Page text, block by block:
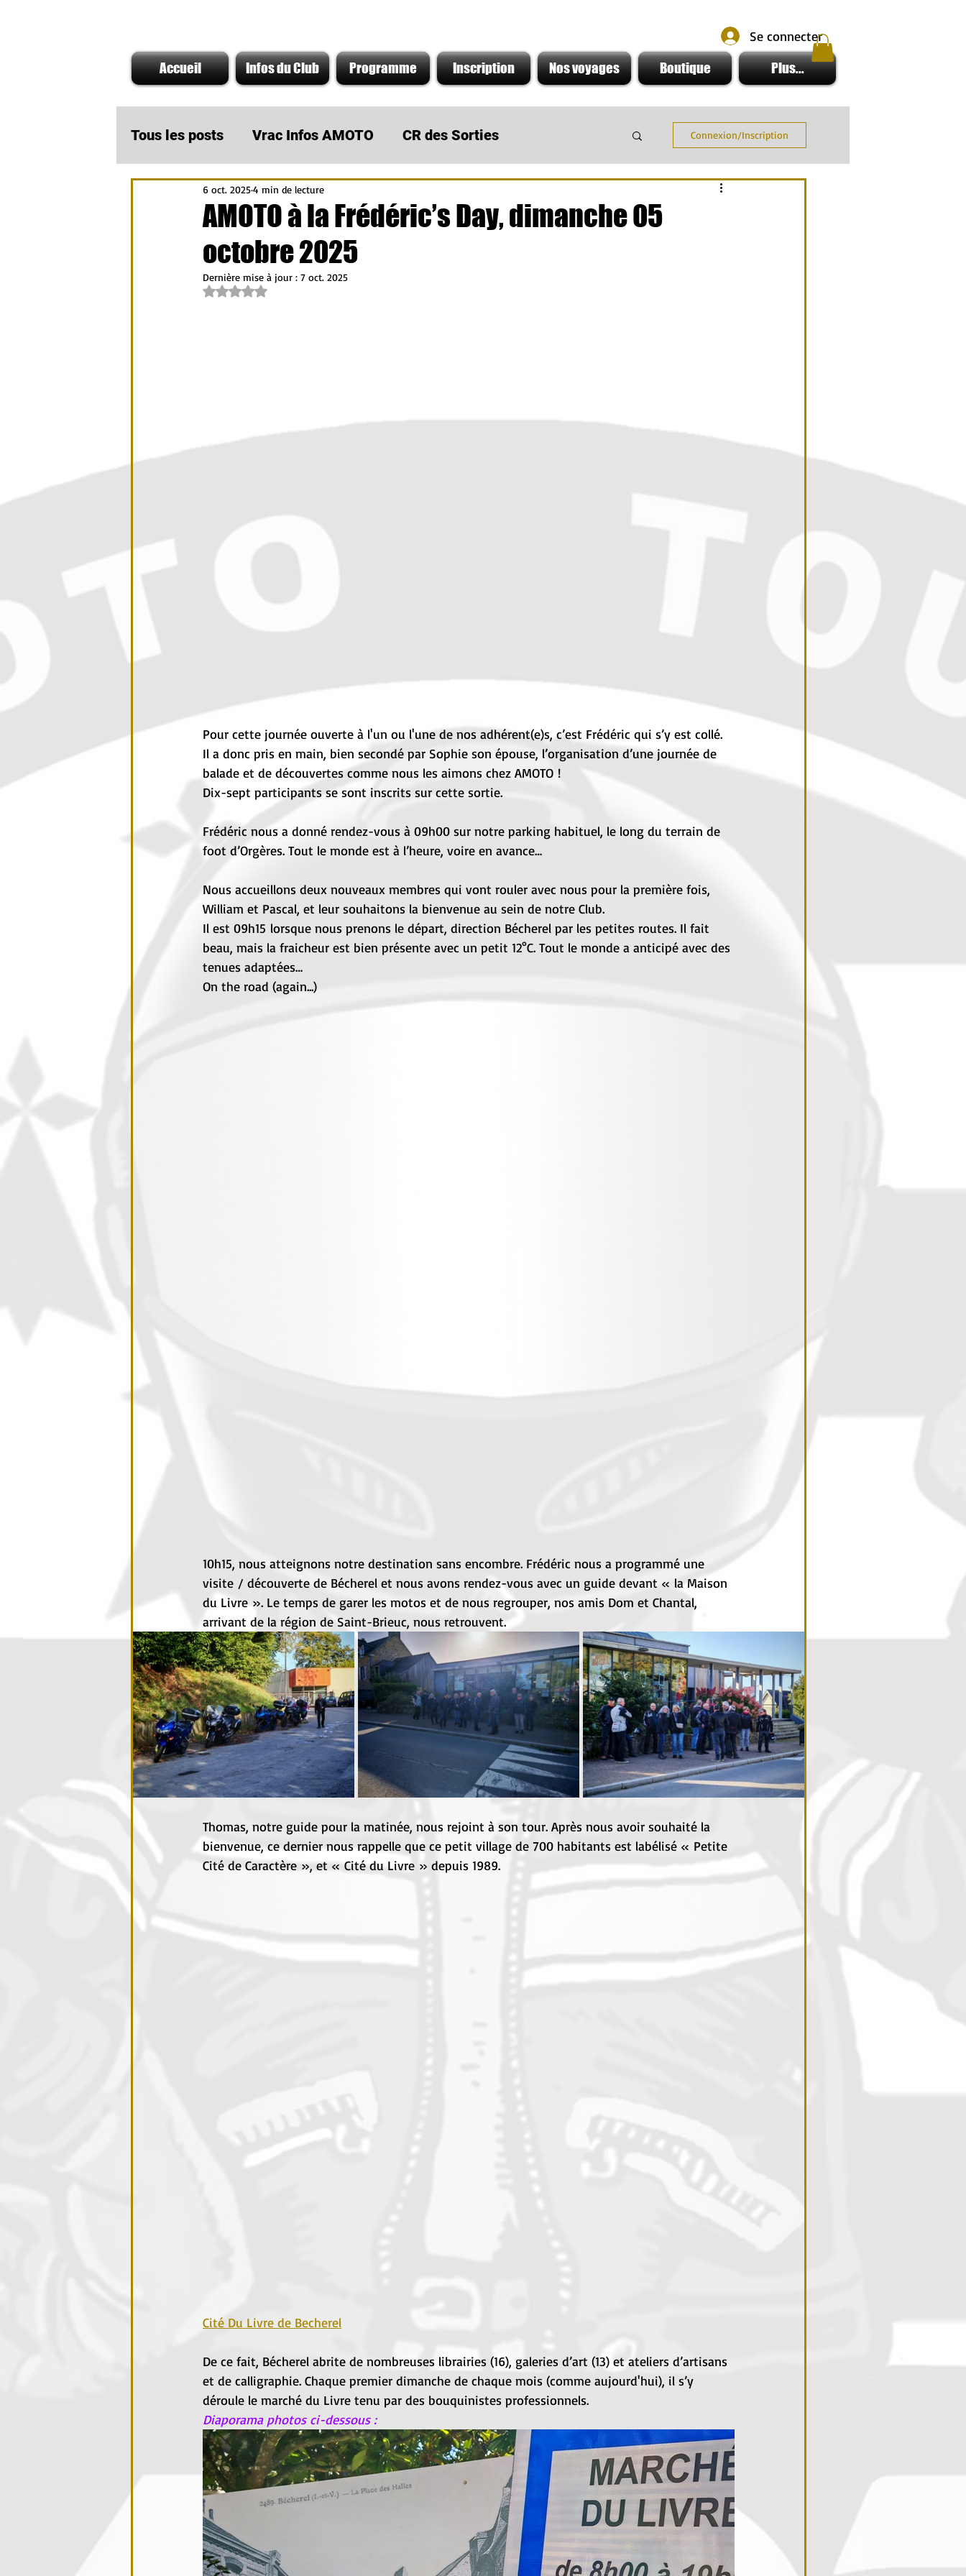
Se connecter
Accueil Infos du Club Programme Inscription Nos voyages Boutique Plus...
Tous les posts Vrac Infos AMOTO CR des Sorties
A ne pas rater Infos du Moment
Actu Partenaire AMOTO
Connexion/Inscription
AMOTO à la Frédéric’s Day, dimanche 05
octobre 2025
6 oct. 20254 min de lecture
Dernière mise à jour : 7 oct. 2025
Noté NaN étoiles sur 5.
Pour cette journée ouverte à l'un ou l'une de nos adhérent(e)s, c’est Frédéric qui s’y est collé.
Il a donc pris en main, bien secondé par Sophie son épouse, l’organisation d’une journée de
balade et de découvertes comme nous les aimons chez AMOTO !
Dix-sept participants se sont inscrits sur cette sortie.
Frédéric nous a donné rendez-vous à 09h00 sur notre parking habituel, le long du terrain de
foot d’Orgères. Tout le monde est à l’heure, voire en avance…
Nous accueillons deux nouveaux membres qui vont rouler avec nous pour la première fois,
William et Pascal, et leur souhaitons la bienvenue au sein de notre Club.
Il est 09h15 lorsque nous prenons le départ, direction Bécherel par les petites routes. Il fait
beau, mais la fraicheur est bien présente avec un petit 12°C. Tout le monde a anticipé avec des
tenues adaptées…
On the road (again...)
10h15, nous atteignons notre destination sans encombre. Frédéric nous a programmé une
visite / découverte de Bécherel et nous avons rendez-vous avec un guide devant « la Maison
du Livre ». Le temps de garer les motos et de nous regrouper, nos amis Dom et Chantal,
arrivant de la région de Saint-Brieuc, nous retrouvent.
Thomas, notre guide pour la matinée, nous rejoint à son tour. Après nous avoir souhaité la
bienvenue, ce dernier nous rappelle que ce petit village de 700 habitants est labélisé « Petite
Cité de Caractère », et « Cité du Livre » depuis 1989.
Cité Du Livre de Becherel
De ce fait, Bécherel abrite de nombreuses librairies (16), galeries d’art (13) et ateliers d’artisans
et de calligraphie. Chaque premier dimanche de chaque mois (comme aujourd'hui), il s’y
déroule le marché du Livre tenu par des bouquinistes professionnels.
Diaporama photos ci-dessous :